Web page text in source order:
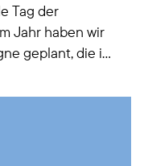
Tag der
Jahr haben wir
geplant, die in
schon